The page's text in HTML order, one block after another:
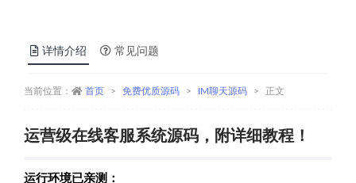
详情介绍 常见问题
当前位置： 首页 免费优质源码 IM聊天源码 正文
运营级在线客服系统源码，附详细教程！
运行环境已亲测：